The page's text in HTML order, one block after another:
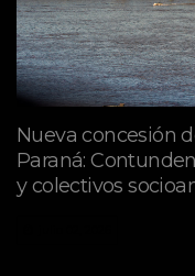
Nueva concesión
Paraná:
y colectivos